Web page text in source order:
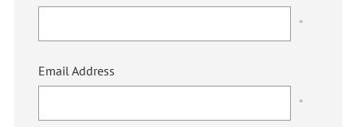
*
Email Address
*